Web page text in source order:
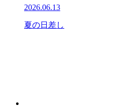
2026.06.13
夏の日差し